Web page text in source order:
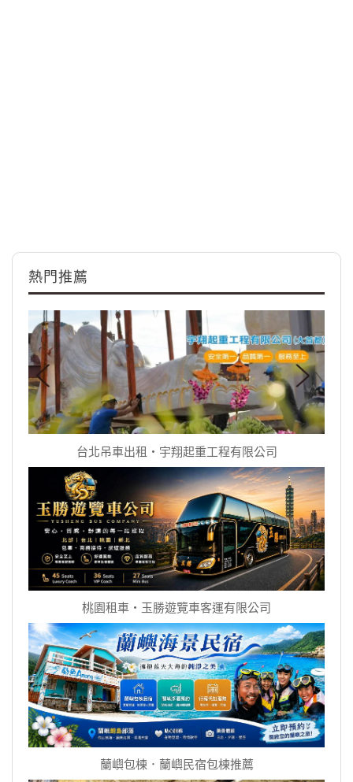
熱門推薦
台北吊車出租‧宇翔起重工程有限公司
桃園租車‧玉勝遊覽車客運有限公司
蘭嶼包棟．蘭嶼民宿包棟推薦